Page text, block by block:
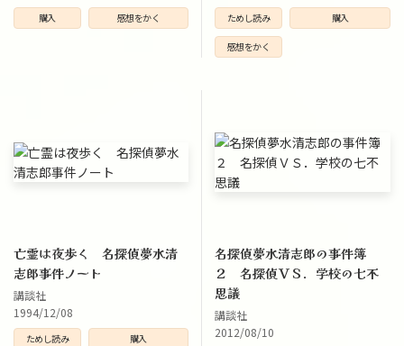
購入 感想をかく ためし読み 購入
感想をかく
亡霊は夜歩く 名探偵夢水清
志郎事件ノート
講談社
1994/12/08
ためし読み 購入
名探偵夢水清志郎の事件簿
２ 名探偵ＶＳ．学校の七不
思議
講談社
2012/08/10